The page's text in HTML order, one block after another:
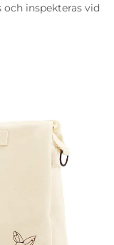
inspekteras vid